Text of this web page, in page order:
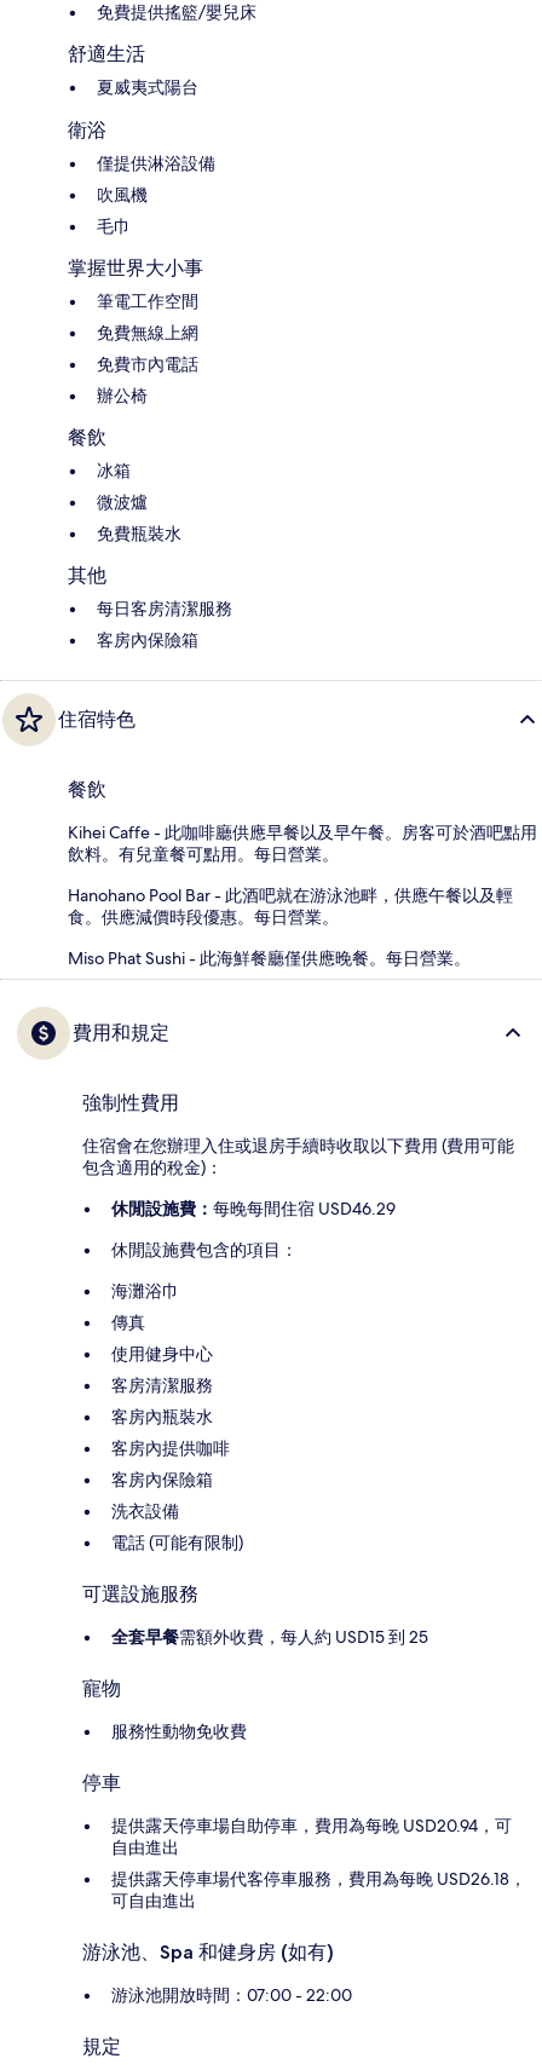
免費提供搖籃/嬰兒床
舒適生活
夏威夷式陽台
衛浴
僅提供淋浴設備
吹風機
毛巾
掌握世界大小事
筆電工作空間
免費無線上網
免費市內電話
辦公椅
餐飲
冰箱
微波爐
免費瓶裝水
其他
每日客房清潔服務
客房內保險箱
住宿特色
餐飲
Kihei Caffe - 此咖啡廳供應早餐以及早午餐。房客可於酒吧點用
飲料。有兒童餐可點用。每日營業。
Hanohano Pool Bar - 此酒吧就在游泳池畔，供應午餐以及輕
食。供應減價時段優惠。每日營業。
Miso Phat Sushi - 此海鮮餐廳僅供應晚餐。每日營業。
費用和規定
強制性費用
住宿會在您辦理入住或退房手續時收取以下費用 (費用可能
包含適用的稅金)：
休閒設施費： 每晚每間住宿 USD46.29
休閒設施費包含的項目：
海灘浴巾
傳真
使用健身中心
客房清潔服務
客房內瓶裝水
客房內提供咖啡
客房內保險箱
洗衣設備
電話 (可能有限制)
可選設施服務
全套早餐需額外收費，每人約 USD15 到 25
寵物
服務性動物免收費
停車
提供露天停車場自助停車，費用為每晚 USD20.94，可
自由進出
提供露天停車場代客停車服務，費用為每晚 USD26.18，
可自由進出
游泳池、Spa 和健身房 (如有)
游泳池開放時間：07:00 - 22:00
規定